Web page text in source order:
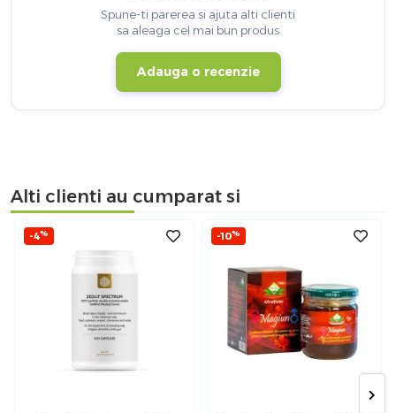
Spune-ti parerea si ajuta alti clienti
sa aleaga cel mai bun produs
Adauga o recenzie
Alti clienti au cumparat si
-4% -10%